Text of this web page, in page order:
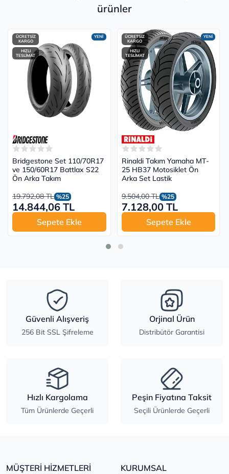
ürünler
YENİ
ÜCRETSİZ
KARGO
HIZLI
TESLİMAT
Bridgestone Set 110/70R17
ve 150/60R17 Battlax S22
Ön Arka Takım
19.792,08 TL %25
14.844,06 TL
Sepete Ekle
YENİ
ÜCRETSİZ
KARGO
HIZLI
TESLİMAT
Rinaldi Takım Yamaha MT-
25 HB37 Motosiklet Ön
Arka Set Lastik
9.504,00 TL %25
7.128,00 TL
Sepete Ekle
Güvenli Alışveriş
256 Bit SSL Şifreleme
Orjinal Ürün
Distribütör Garantisi
Hızlı Kargolama
Tüm Ürünlerde Geçerli
Peşin Fiyatına Taksit
Seçili Ürünlerde Geçerli
MÜŞTERİ HİZMETLERİ KURUMSAL